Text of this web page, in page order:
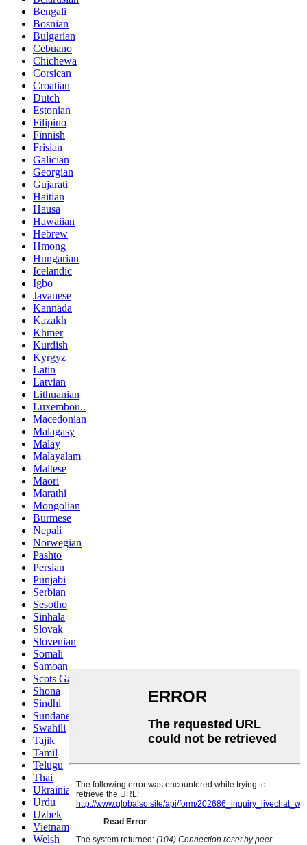
Bengali
Bosnian
Bulgarian
Cebuano
Chichewa
Corsican
Croatian
Dutch
Estonian
Filipino
Finnish
Frisian
Galician
Georgian
Gujarati
Haitian
Hausa
Hawaiian
Hebrew
Hmong
Hungarian
Icelandic
Igbo
Javanese
Kannada
Kazakh
Khmer
Kurdish
Kyrgyz
Latin
Latvian
Lithuanian
Luxembou..
Macedonian
Malagasy
Malay
Malayalam
Maltese
Maori
Marathi
Mongolian
Burmese
Nepali
Norwegian
Pashto
Persian
Punjabi
Serbian
Sesotho
Sinhala
Slovak
Slovenian
Somali
Samoan
Scots Gaelic
Shona
Sindhi
Sundanese
Swahili
Tajik
Tamil
Telugu
Thai
Ukrainian
Urdu
Uzbek
Vietnamese
Welsh